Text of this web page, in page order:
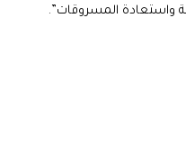
واستعادة المسروقات”.